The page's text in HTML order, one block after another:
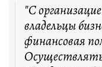
"С
владельцы
финансовая